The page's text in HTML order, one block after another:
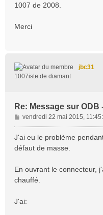
g
1007 de 2008.
Merci
jbc31
1007iste de diamant
Re: Message sur ODB
M
e
s
s
e
vendredi 22 mai 2015,
J'ai eu le problème
défaut de masse.
En ouvrant le connecteur,
chauffé.
J'ai: